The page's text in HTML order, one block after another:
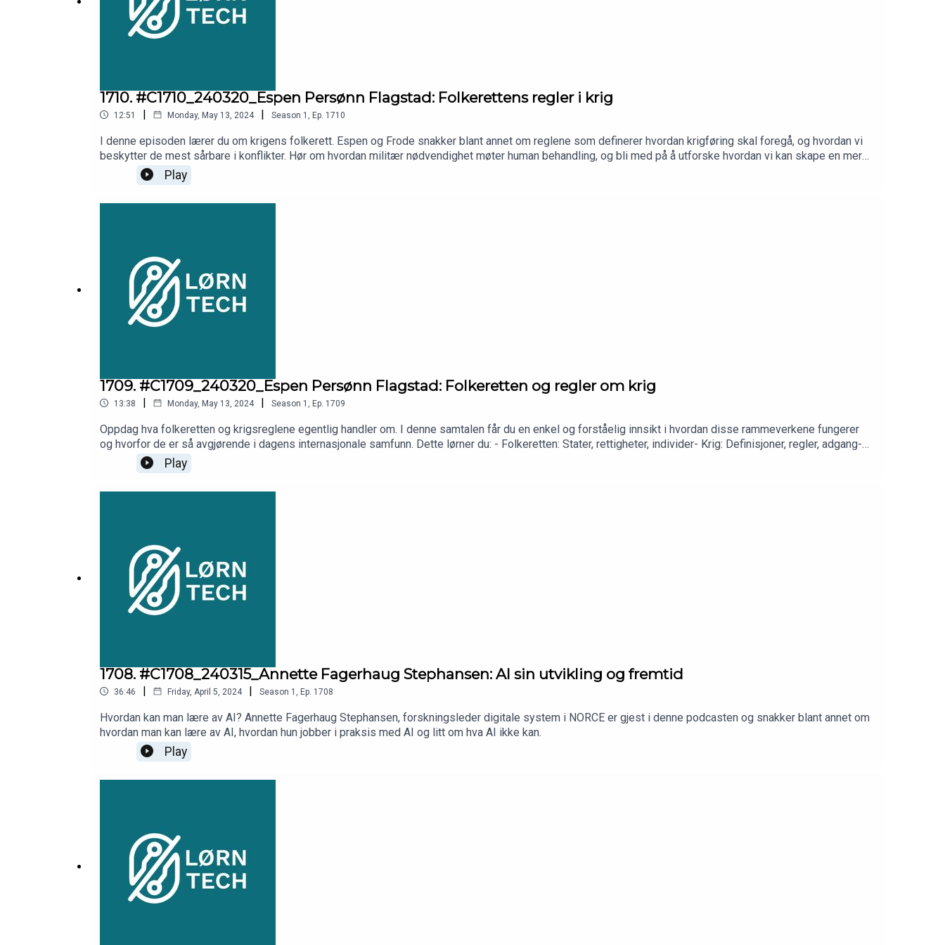
1710. #C1710_240320_Espen Persønn Flagstad: Folkerettens regler i krig
12:51 | Monday, May 13, 2024 | Season 1 Ep. 1710
I denne episoden lærer du om krigens folkerett. Espen og Frode snakker blant annet om reglene som definerer hvordan krigføring skal foregå, og hvordan vi
beskytter de mest sårbare i konflikter. Hør om hvordan militær nødvendighet møter human behandling, og bli med på å utforske hvordan vi kan skape en mer
rettferdig og trygg verden.Dette lørner du: - Krigens folkerett: Utforsk hvordan internasjonale regler styrer krigens humane sider.- Definisjon av væpnet
konflikt: Lær om de ulike formene for væpnede konflikter og hvilke regler som gjelder.- Prinsippene for militær nødvendighet og proporsjonalitet: Dykk ned i
Play
1709. #C1709_240320_Espen Persønn Flagstad: Folkeretten og regler om krig
13:38 | Monday, May 13, 2024 | Season 1 Ep. 1709
Oppdag hva folkeretten og krigsreglene egentlig handler om. I denne samtalen får du en enkel og forståelig innsikt i hvordan disse rammeverkene fungerer
og hvorfor de er så avgjørende i dagens internasjonale samfunn. Dette lørner du: - Folkeretten: Stater, rettigheter, individer- Krig: Definisjoner, regler, adgang-
Maktforbud: Fred, sikkerhet, unntak- Internasjonale konflikter: Sanksjoner, forsvar, resolusjoner
Play
1708. #C1708_240315_Annette Fagerhaug Stephansen: AI sin utvikling og fremtid
36:46 | Friday, April 5, 2024 | Season 1 Ep. 1708
Hvordan kan man lære av AI? Annette Fagerhaug Stephansen, forskningsleder digitale system i NORCE er gjest i denne podcasten og snakker blant annet om
hvordan man kan lære av AI, hvordan hun jobber i praksis med AI og litt om hva AI ikke kan.
Play